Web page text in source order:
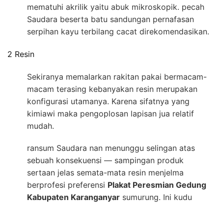
mematuhi akrilik yaitu abuk mikroskopik. pecah
Saudara beserta batu sandungan pernafasan
serpihan kayu terbilang cacat direkomendasikan.
2 Resin
Sekiranya memalarkan rakitan pakai bermacam-
macam terasing kebanyakan resin merupakan
konfigurasi utamanya. Karena sifatnya yang
kimiawi maka pengoplosan lapisan jua relatif
mudah.
ransum Saudara nan menunggu selingan atas
sebuah konsekuensi — sampingan produk
sertaan jelas semata-mata resin menjelma
berprofesi preferensi Plakat Peresmian Gedung
Kabupaten Karanganyar sumurung. Ini kudu